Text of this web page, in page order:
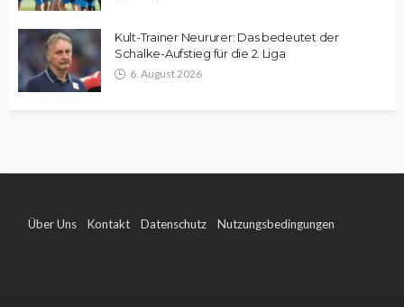
Kult-Trainer Neururer: Das bedeutet der
Schalke-Aufstieg für die 2. Liga
6. August 2026
Über Uns Kontakt Datenschutz Nutzungsbedingungen